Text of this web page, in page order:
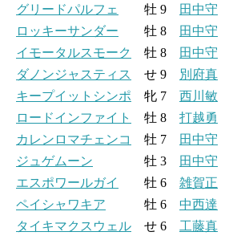
グリードパルフェ
牡 9 田中守
ロッキーサンダー 牡 8 田中守
イモータルスモーク
牡 8 田中守
ダノンジャスティス
せ 9 別府真
キープイットシンポ 牝 7 西川敏
ロードインファイト
牡 8 打越勇
カレンロマチェンコ
牡 7 田中守
ジュゲムーン 牡 3 田中守
エスポワールガイ
牡 6 雑賀正
ペイシャワキア 牡 6 中西達
タイキマクスウェル せ 6 工藤真